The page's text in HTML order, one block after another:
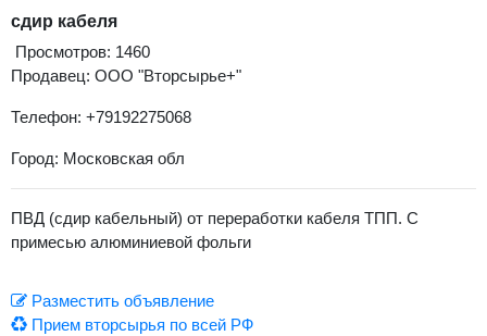
сдир кабеля
Просмотров: 1460
Продавец: ООО "Вторсырье+"
Телефон: +79192275068
Город: Московская обл
ПВД (сдир кабельный) от переработки кабеля ТПП. С
примесью алюминиевой фольги
Разместить объявление
Прием вторсырья по всей РФ